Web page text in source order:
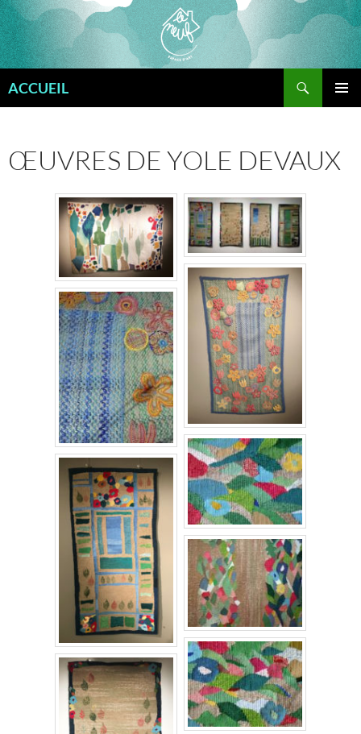
Aller
au
contenu
ACCUEIL
ŒUVRES DE YOLE DEVAUX